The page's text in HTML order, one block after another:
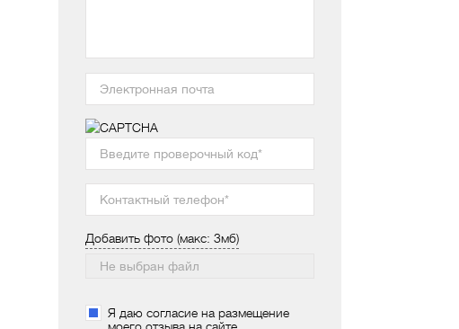
Добавить фото (макс: 3мб)
Я даю согласие на размещение